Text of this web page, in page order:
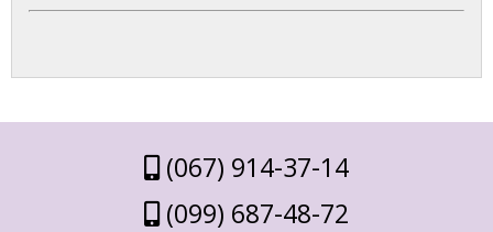
(067) 914-37-14
(099) 687-48-72